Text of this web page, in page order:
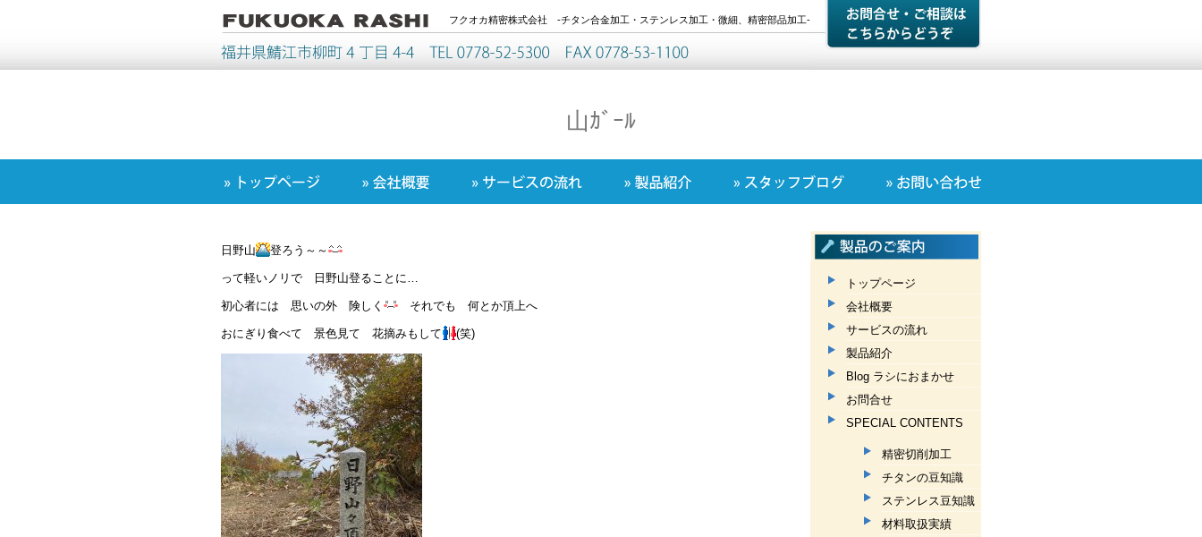
フクオカ精密株式会社 -チタン合金加工・ステンレス加工・微細、精密部品加工-
山ｶﾞｰﾙ
日野山 登ろう～～
って軽いノリで 日野山登ることに…
初心者には 思いの外 険しく それでも 何とか頂上へ
おにぎり食べて 景色見て 花摘みもして (笑)
トップページ
会社概要
サービスの流れ
製品紹介
Blog ラシにおまかせ
お問合せ
SPECIAL CONTENTS
精密切削加工
チタンの豆知識
ステンレス豆知識
材料取扱実績